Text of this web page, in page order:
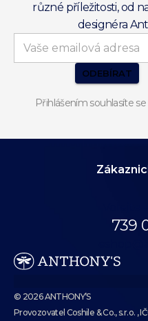
různé příležitosti, od
designéra
ODEBÍRAT
Přihlášením souhlasíte se
739
© 2026 ANTHONY’S
Provozovatel Coshile & Co., s.r.o. ,